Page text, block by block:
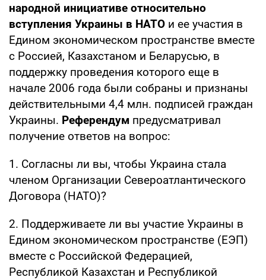
народной инициативе относительно
вступления Украины в НАТО и ее участия в
Едином экономическом пространстве вместе
с Россией, Казахстаном и Беларусью, в
поддержку проведения которого еще в
начале 2006 года были собраны и признаны
действительными 4,4 млн. подписей граждан
Украины. Референдум предусматривал
получение ответов на вопрос:
1. Согласны ли вы, чтобы Украина стала
членом Организации Североатлантического
Договора (НАТО)?
2. Поддерживаете ли вы участие Украины в
Едином экономическом пространстве (ЕЭП)
вместе с Российской Федерацией,
Республикой Казахстан и Республикой